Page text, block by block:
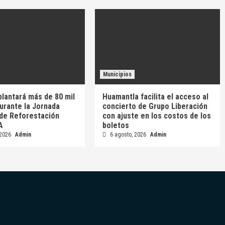
más de 80 mil
la Jornada
Reforestación
Admin
Municipios
Huamantla facilita el acceso al
concierto de Grupo Liberación
con ajuste en los costos de los
boletos
6 agosto, 2026 Admin